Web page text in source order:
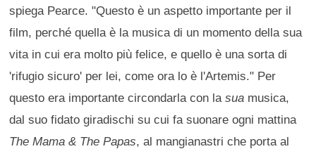
spiega Pearce. "Questo è un aspetto importante per il
film, perché quella è la musica di un momento della sua
vita in cui era molto più felice, e quello è una sorta di
'rifugio sicuro' per lei, come ora lo è l'Artemis." Per
questo era importante circondarla con lasua musica,
dal suo fidato giradischi su cui fa suonare ogni mattina
The Mama & The Papas, al mangianastri che porta al